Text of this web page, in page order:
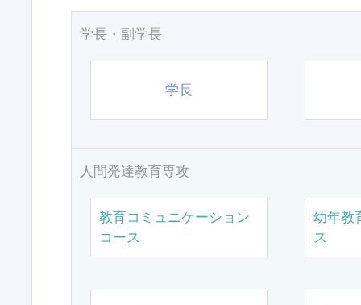
学長・副学長
学長
人間発達教育専攻
教育コミュニケーション
コース
幼年教
ス